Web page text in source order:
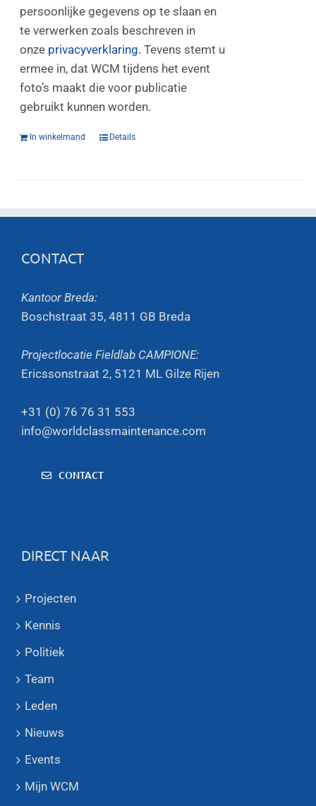
persoonlijke gegevens op te slaan en
te verwerken zoals beschreven in
onze privacyverklaring. Tevens stemt u
ermee in, dat WCM tijdens het event
foto’s maakt die voor publicatie
gebruikt kunnen worden.
In winkelmand Details
CONTACT
Kantoor Breda:
Boschstraat 35, 4811 GB Breda
Projectlocatie Fieldlab CAMPIONE:
Ericssonstraat 2, 5121 ML Gilze Rijen
+31 (0) 76 76 31 553
info@worldclassmaintenance.com
CONTACT
DIRECT NAAR
Projecten
Kennis
Politiek
Team
Leden
Nieuws
Events
Mijn WCM